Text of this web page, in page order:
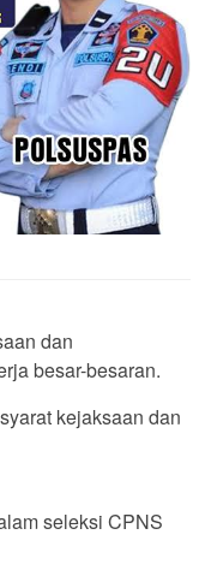
dan
besar-besaran.
kejaksaan dan
seleksi CPNS